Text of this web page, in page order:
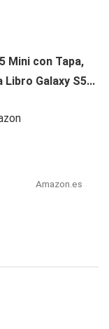
Mini con Tapa,
Libro Galaxy S5...
Amazon.es